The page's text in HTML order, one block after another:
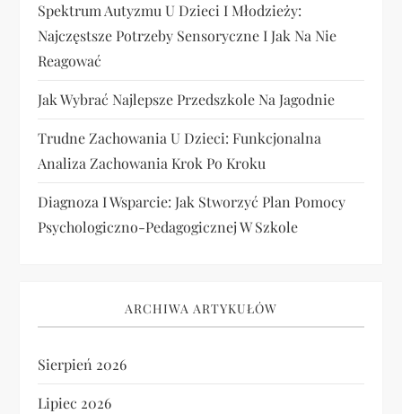
Spektrum Autyzmu U Dzieci I Młodzieży:
Najczęstsze Potrzeby Sensoryczne I Jak Na Nie
Reagować
Jak Wybrać Najlepsze Przedszkole Na Jagodnie
Trudne Zachowania U Dzieci: Funkcjonalna
Analiza Zachowania Krok Po Kroku
Diagnoza I Wsparcie: Jak Stworzyć Plan Pomocy
Psychologiczno-Pedagogicznej W Szkole
ARCHIWA ARTYKUŁÓW
Sierpień 2026
Lipiec 2026